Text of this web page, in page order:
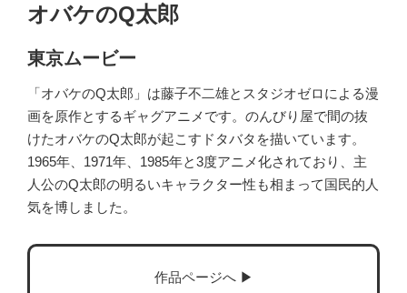
オバケのQ太郎
東京ムービー
「オバケのQ太郎」は藤子不二雄とスタジオゼロによる漫
画を原作とするギャグアニメです。のんびり屋で間の抜
けたオバケのQ太郎が起こすドタバタを描いています。
1965年、1971年、1985年と3度アニメ化されており、主
人公のQ太郎の明るいキャラクター性も相まって国民的人
気を博しました。
作品ページへ ▶︎